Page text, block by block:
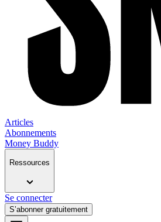
Articles
Abonnements
Money Buddy
Ressources
Se connecter
S’abonner gratuitement